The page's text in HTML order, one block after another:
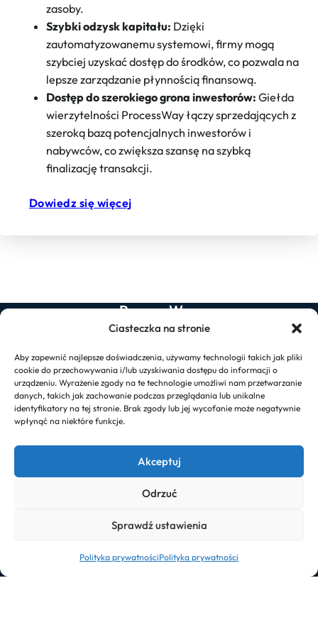
Ciasteczka na stronie
Aby zapewnić najlepsze doświadczenia, używamy technologii takich jak pliki
cookie do przechowywania i/lub uzyskiwania dostępu do informacji o
urządzeniu. Wyrażenie zgody na te technologie umożliwi nam przetwarzanie
danych, takich jak zachowanie podczas przeglądania lub unikalne
identyfikatory na tej stronie. Brak zgody lub jej wycofanie może negatywnie
wpłynąć na niektóre funkcje.
Akceptuj
Odrzuć
Sprawdź ustawienia
Polityka prywatnościPolityka prywatności
zasoby.
Szybki odzysk kapitału: Dzięki
zautomatyzowanemu systemowi, firmy mogą
szybciej uzyskać dostęp do środków, co pozwala na
lepsze zarządzanie płynnością finansową.
Dostęp do szerokiego grona inwestorów: Giełda
wierzytelności ProcessWay łączy sprzedających z
szeroką bazą potencjalnych inwestorów i
nabywców, co zwiększa szansę na szybką
finalizację transakcji​.
Dowiedz się więcej
ProcessWay
Dane kontaktowe
e-mail: info@processway.pl
Dane spółki
ProcessWay FinRecover Sp. z o.o.
Produkty
ProcessWay
ProcessWay Licytacje
ProcessWay Giełda Wierzytelności